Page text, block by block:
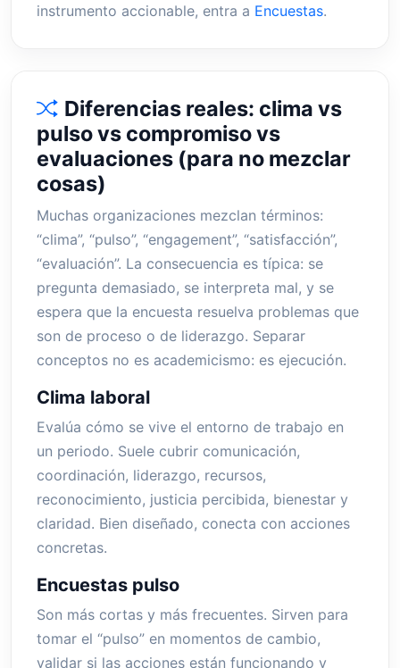
instrumento accionable, entra a Encuestas.
Diferencias reales: clima vs
pulso vs compromiso vs
evaluaciones (para no mezclar
cosas)
Muchas organizaciones mezclan términos:
“clima”, “pulso”, “engagement”, “satisfacción”,
“evaluación”. La consecuencia es típica: se
pregunta demasiado, se interpreta mal, y se
espera que la encuesta resuelva problemas que
son de proceso o de liderazgo. Separar
conceptos no es academicismo: es ejecución.
Clima laboral
Evalúa cómo se vive el entorno de trabajo en
un periodo. Suele cubrir comunicación,
coordinación, liderazgo, recursos,
reconocimiento, justicia percibida, bienestar y
claridad. Bien diseñado, conecta con acciones
concretas.
Encuestas pulso
Son más cortas y más frecuentes. Sirven para
tomar el “pulso” en momentos de cambio,
validar si las acciones están funcionando y